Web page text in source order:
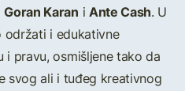
Goran Karan i Ante Cash. U
održati i edukativne
pravu, osmišljene tako da
svog ali i tuđeg kreativnog